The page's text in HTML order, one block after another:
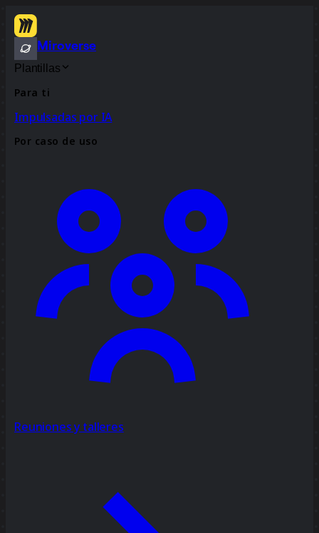
Miroverse
Plantillas
Para ti
Impulsadas por IA
Por caso de uso
Reuniones y talleres